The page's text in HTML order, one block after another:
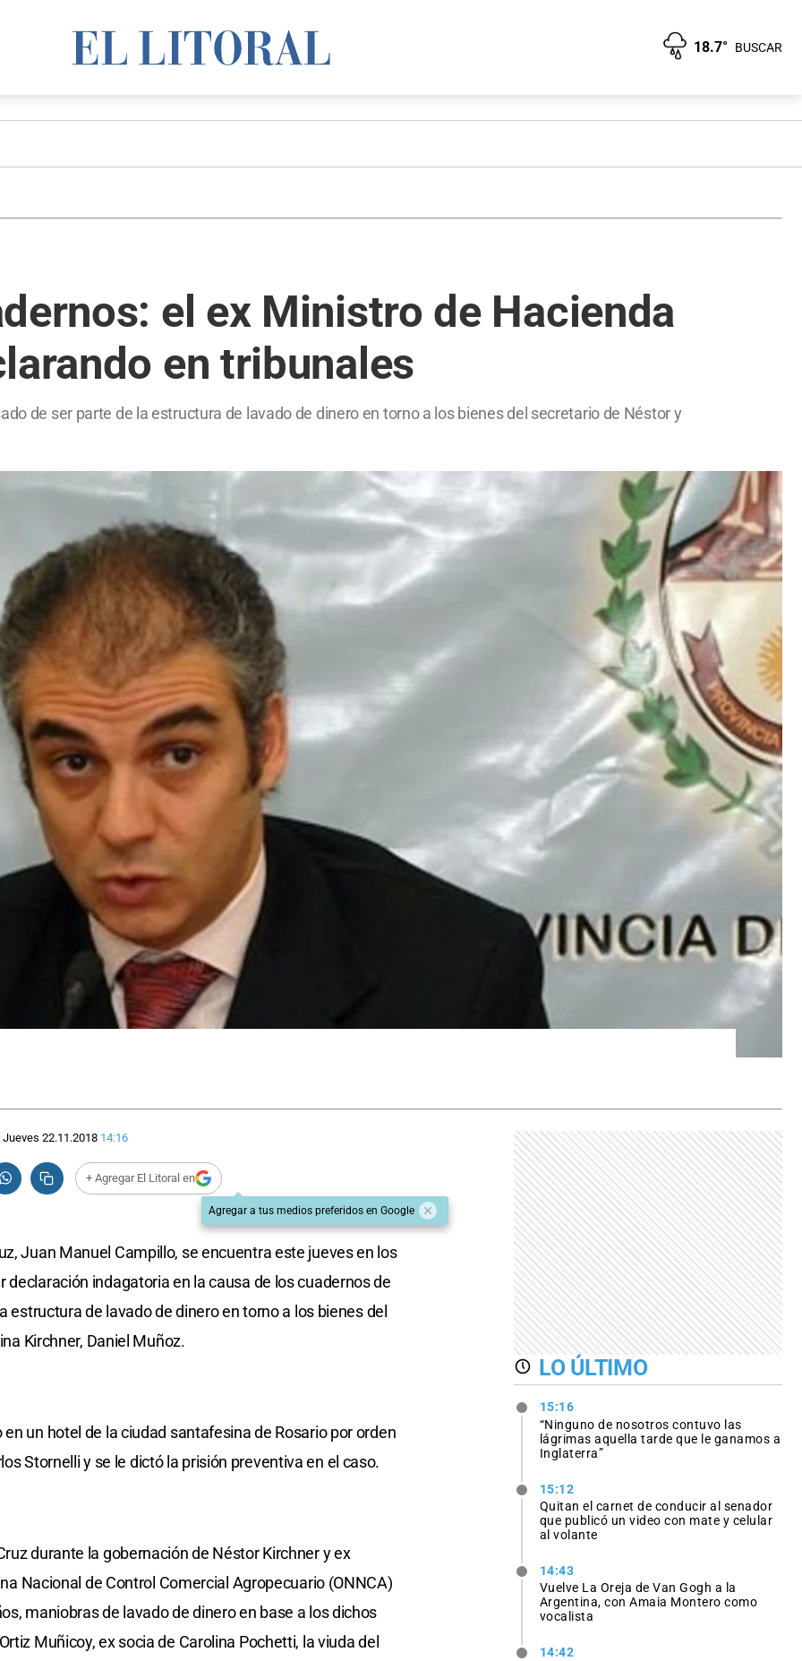
18.7° BUSCAR
el ex Ministro de Hacienda
en tribunales
de ser parte de la estructura de lavado de dinero en torno a los bienes del secretario de Néstor y
Jueves 22.11.2018 14:16
+ Agregar El Litoral en
Agregar a tus medios preferidos en Google
Juan Manuel Campillo, se encuentra este jueves en los
indagatoria en la causa de los cuadernos de
estructura de lavado de dinero en torno a los bienes del
Kirchner, Daniel Muñoz.
un hotel de la ciudad santafesina de Rosario por orden
Stornelli y se le dictó la prisión preventiva en el caso.
durante la gobernación de Néstor Kirchner y ex
Nacional de Control Comercial Agropecuario (ONNCA)
maniobras de lavado de dinero en base a los dichos
Muñicoy, ex socia de Carolina Pochetti, la viuda del
LO ÚLTIMO
15:16
“Ninguno de nosotros contuvo las
lágrimas aquella tarde que le ganamos a
Inglaterra”
15:12
Quitan el carnet de conducir al senador
que publicó un video con mate y celular
al volante
14:43
Vuelve La Oreja de Van Gogh a la
Argentina, con Amaia Montero como
vocalista
14:42